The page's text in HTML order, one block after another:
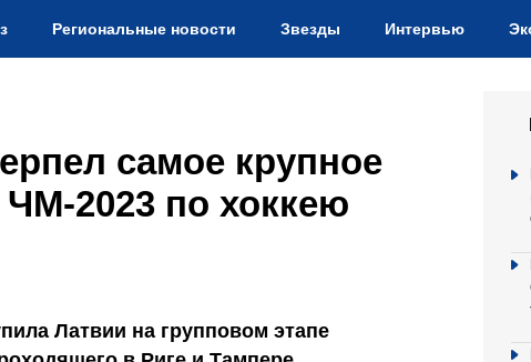
Региональные новости Звезды Интервью
самое крупное
2023 по хоккею
Латвии на групповом этапе